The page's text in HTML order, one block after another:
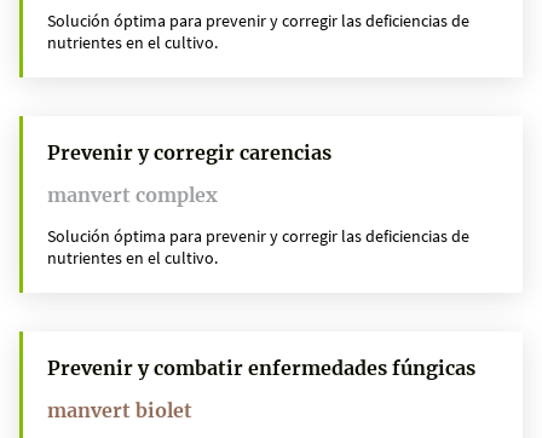
Solución óptima para prevenir y corregir las deficiencias de
nutrientes en el cultivo.
Prevenir y corregir carencias
manvert complex
Solución óptima para prevenir y corregir las deficiencias de
nutrientes en el cultivo.
Prevenir y combatir enfermedades fúngicas
manvert biolet